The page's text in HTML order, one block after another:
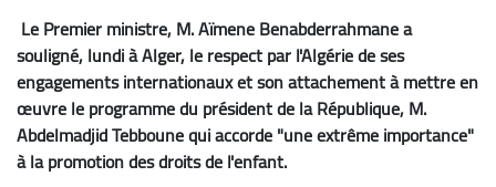
Le Premier ministre, M. Aïmene Benabderrahmane a
souligné, lundi à Alger, le respect par l'Algérie de ses
engagements internationaux et son attachement à mettre en
œuvre le programme du président de la République, M.
Abdelmadjid Tebboune qui accorde "une extrême importance"
à la promotion des droits de l'enfant.